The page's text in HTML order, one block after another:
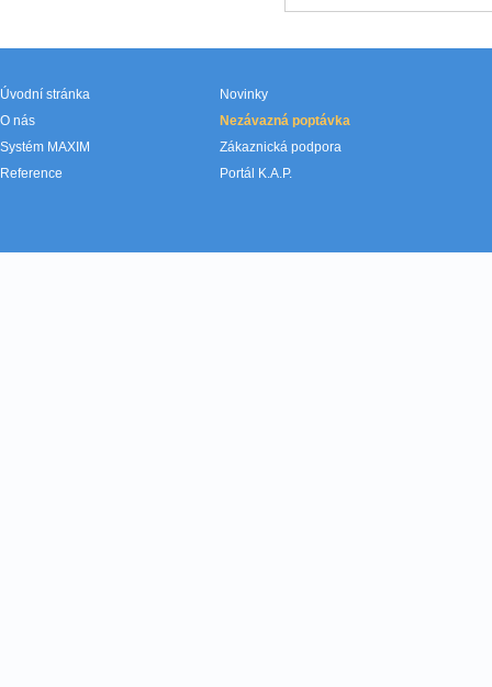
Úvodní stránka
O nás
Systém MAXIM
Reference
Novinky
Nezávazná poptávka
Zákaznická podpora
Portál K.A.P.